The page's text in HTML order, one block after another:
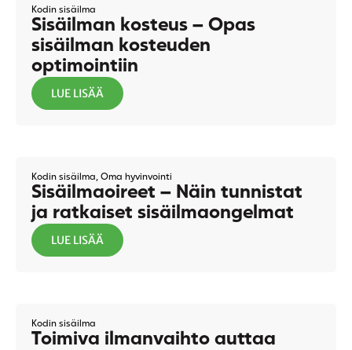
Kodin sisäilma
Sisäilman kosteus – Opas
sisäilman kosteuden
optimointiin
LUE LISÄÄ
Kodin sisäilma, Oma hyvinvointi
Sisäilmaoireet – Näin tunnistat
ja ratkaiset sisäilmaongelmat
LUE LISÄÄ
Kodin sisäilma
Toimiva ilmanvaihto auttaa